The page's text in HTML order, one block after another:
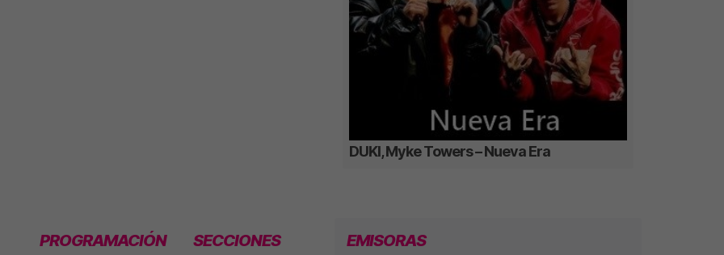
DUKI, Myke Towers – Nueva Era
PROGRAMACIÓN SECCIONES EMISORAS